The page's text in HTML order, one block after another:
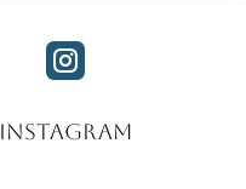

instagram